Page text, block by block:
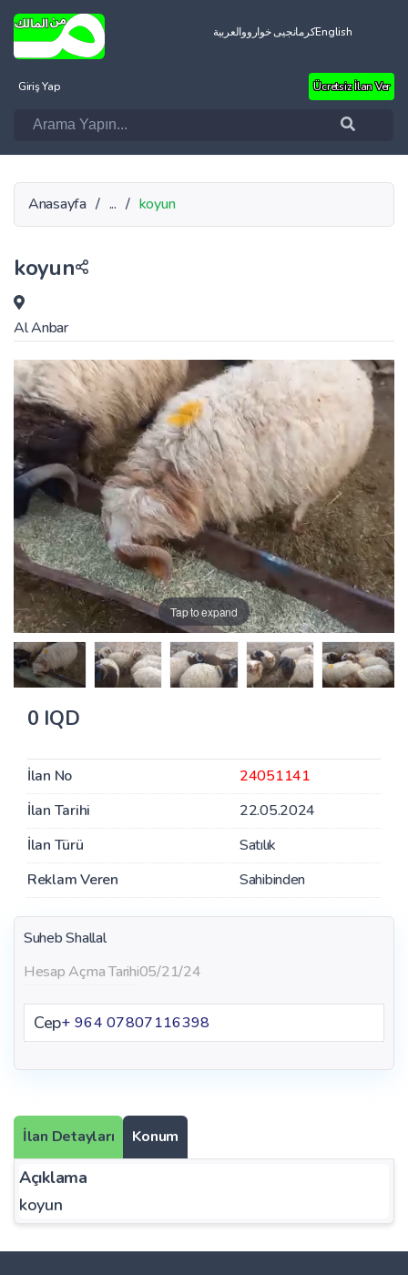
العربيةکرمانجیی خوارووEnglish
Giriş Yap Ücretsiz İlan Ver
Anasayfa / ... / koyun
koyun
Al Anbar
Tap to expand
0 IQD
İlan No
24051141
İlan Tarihi
22.05.2024
İlan Türü
Satılık
Reklam Veren
Sahibinden
Suheb Shallal
Hesap Açma Tarihi05/21/24
Cep+ 964 07807116398
İlan Detayları Konum
Açıklama
koyun